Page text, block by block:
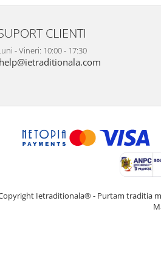
CLIENTI
- Vineri: 10:00 - 17:30
Ietraditionala® - Purtam traditia